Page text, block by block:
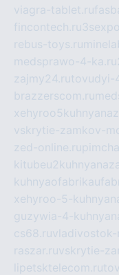
viagra-tablet.ru
fincontech.ru
rebus-toys.ru
medsprawo-4-ka.ru
zajmy24.rutovudyi-
brazzerscom.ru
vskrytie-zamkov-
zed-online.ru
xehyroo-5-
guzywia-4-
cs68.ruvladivostok-
raszar.ruvskrytie-
lipetsktelecom.ru